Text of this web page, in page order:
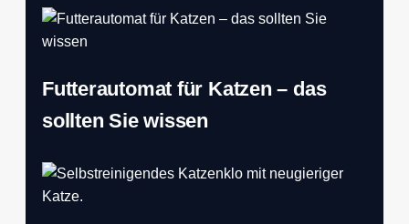
Futterautomat für Katzen – das
sollten Sie wissen